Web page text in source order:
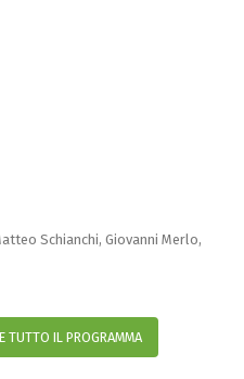
Schianchi, Giovanni Merlo,
TUTTO IL PROGRAMMA